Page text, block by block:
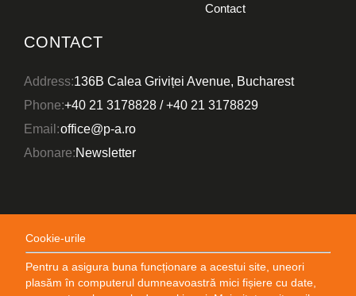
FIELDS OF EXPERTISE
NEWS
CONTACT
Contact
CONTACT
Address:136B Calea Griviței Avenue, Bucharest
Phone:+40 21 3178828/+40 21 3178829
Email:office@p-a.ro
Abonare:Newsletter
Cookie-urile
Pentru a asigura buna funcționare a acestui site, uneori
plasăm în computerul dumneavoastră mici fișiere cu date,